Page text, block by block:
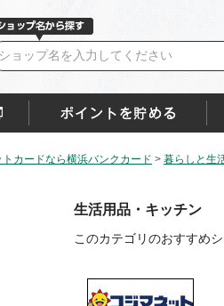
カードなら横浜バンクカード > 暮らしと生
生活用品・キッチン
このカテゴリのおすすめ